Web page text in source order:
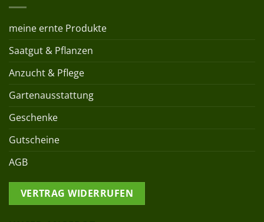
meine ernte Produkte
Saatgut & Pflanzen
Anzucht & Pflege
Gartenausstattung
Geschenke
Gutscheine
AGB
VERTRAG WIDERRUFEN